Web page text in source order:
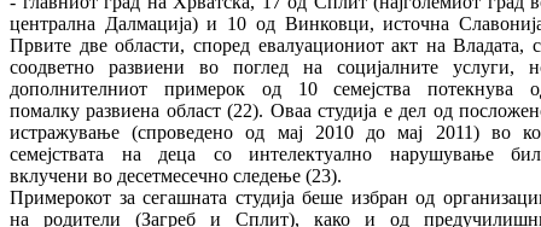
централна Далмација) и 10 од Винковци, источна
Првите две области, според евалуациониот акт на Владата,
соодветно развиени во поглед на социјалните услуги,
дополнителниот примерок од 10 семејства потекнува
помалку развиена област (22). Оваа студија е дел од
истражување (спроведено од мај 2010 до мај 2011) во
семејствата на деца со интелектуално нарушување
вклучени во десетмесечно следење (23).
Примерокот за сегашната студија беше избран од
на родители (Загреб и Сплит), како и од